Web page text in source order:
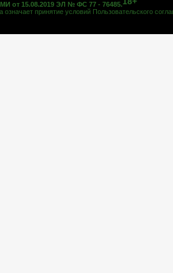
от 15.08.2019 ЭЛ № ФС 77 - 76485.
означает принятие условий Пользовательского